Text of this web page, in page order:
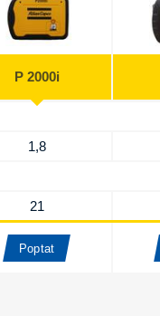
P 2000i
1,8
21
Poptat